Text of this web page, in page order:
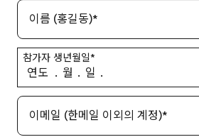
이름 (홍길동)*
참가자 생년월일*
연도 . 월 . 일 .
이메일 (한메일 이외의 계정)*